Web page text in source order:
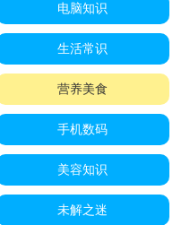
电脑知识
生活常识
营养美食
手机数码
美容知识
未解之迷